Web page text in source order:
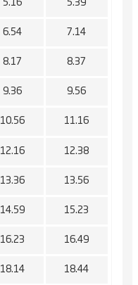
5.16 5.39
6.54 7.14
8.17 8.37
9.36 9.56
10.56 11.16
12.16 12.38
13.36 13.56
14.59 15.23
16.23 16.49
18.14 18.44